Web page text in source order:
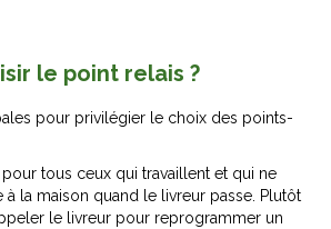
le point relais ?
pour privilégier le choix des points-
pour tous ceux qui travaillent et qui ne
à la maison quand le livreur passe. Plutôt
le livreur pour reprogrammer un